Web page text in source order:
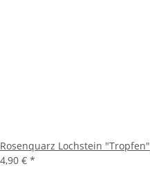
Rosenquarz Lochstein "Tropfen"
4,90 € *